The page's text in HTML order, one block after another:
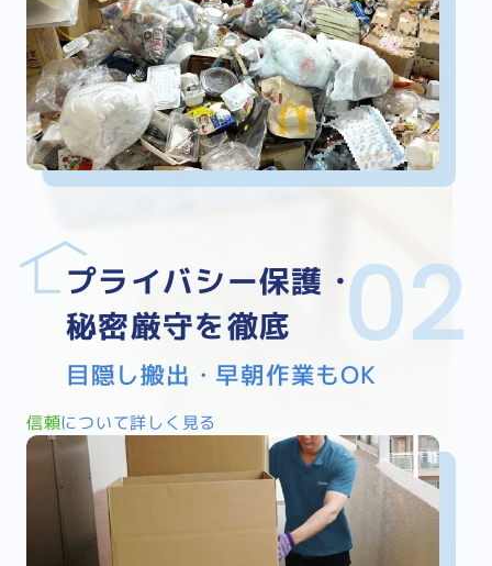
プライバシー保護・
秘密厳守を徹底
目隠し搬出・早朝作業もOK
信頼について詳しく見る